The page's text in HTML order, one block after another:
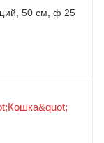
50 см, ф 25